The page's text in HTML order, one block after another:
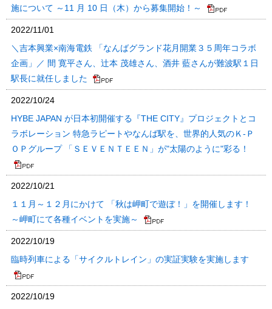
施について ～11 月 10 日（木）から募集開始！～
2022/11/01
＼吉本興業×南海電鉄 「なんばグランド花月開業３５周年コラボ
企画」／ 間 寛平さん、辻本 茂雄さん、酒井 藍さんが難波駅１日
駅長に就任しました
2022/10/24
HYBE JAPAN が日本初開催する『THE CITY』プロジェクトとコ
ラボレーション 特急ラピートやなんば駅を、世界的人気のＫ-Ｐ
ＯＰグループ 「ＳＥＶＥＮＴＥＥＮ」が"太陽のように"彩る！
2022/10/21
１１月～１２月にかけて 「秋は岬町で遊ぼ！」を開催します！
～岬町にて各種イベントを実施～
2022/10/19
臨時列車による「サイクルトレイン」の実証実験を実施します
2022/10/19